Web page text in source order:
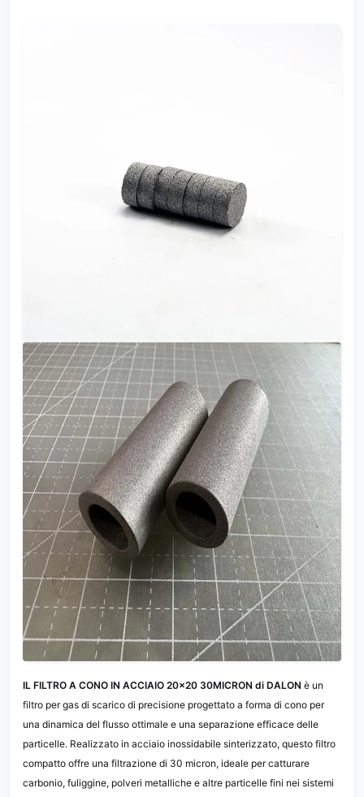
IL FILTRO A CONO IN ACCIAIO 20×20 30MICRON di DALON è un
filtro per gas di scarico di precisione progettato a forma di cono per
una dinamica del flusso ottimale e una separazione efficace delle
particelle. Realizzato in acciaio inossidabile sinterizzato, questo filtro
compatto offre una filtrazione di 30 micron, ideale per catturare
carbonio, fuliggine, polveri metalliche e altre particelle fini nei sistemi